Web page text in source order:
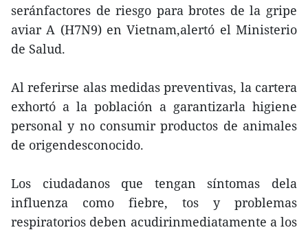
seránfactores de riesgo para brotes de la gripe
aviar A (H7N9) en Vietnam,alertó el Ministerio
de Salud.
Al referirse alas medidas preventivas, la cartera
exhortó a la población a garantizarla higiene
personal y no consumir productos de animales
de origendesconocido.
Los ciudadanos que tengan síntomas dela
influenza como fiebre, tos y problemas
respiratorios deben acudirinmediatamente a los